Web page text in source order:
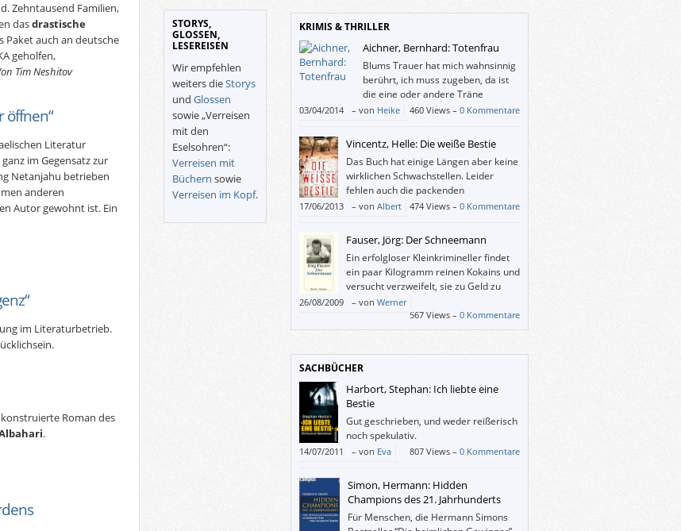
Zehntausend Familien,
dasdrastische
Paket auch an deutsche
geholfen,
Tim Neshitov
öffnen“
Literatur
im Gegensatz zur
Netanjahu betrieben
anderen
Autor gewohnt ist. Ein
im Literaturbetrieb.
Roman des
.
STORYS,
GLOSSEN,
LESEREISEN
Wir empfehlen
weiters dieStorys
und Glossen
sowie „Verreisen
mit den
Eselsohren“:
Verreisen mit
Büchern sowie
Verreisen im Kopf.
KRIMIS & THRILLER
Aichner, Bernhard: Totenfrau
Blums Trauer hat mich wahnsinnig
berührt, ich muss zugeben, da ist
die eine oder andere Träne
geflossen – und das bei einem
Thriller.
03/04/2014 – von Heike 460 Views – 0 Kommentare
Vincentz, Helle: Die weiße Bestie
Das Buch hat einige Längen aber keine
wirklichen Schwachstellen. Leider
fehlen auch die packenden
Höhepunkte. Die Idee, diese brisanten
Themen aufzugreifen, ist lobenswert, aber ein
Thriller braucht deutlich mehr Spannung.
17/06/2013 – von Albert 474 Views – 0 Kommentare
Fauser, Jörg: Der Schneemann
Ein erfolgloser Kleinkrimineller findet
ein paar Kilogramm reinen Kokains und
versucht verzweifelt, sie zu Geld zu
machen.
26/08/2009 – von Werner
567 Views – 0 Kommentare
SACHBÜCHER
Harbort, Stephan: Ich liebte eine
Bestie
Gut geschrieben, und weder reißerisch
noch spekulativ.
14/07/2011 – von Eva 807 Views – 0 Kommentare
Simon, Hermann: Hidden
Champions des 21. Jahrhunderts
Für Menschen, die Hermann Simons